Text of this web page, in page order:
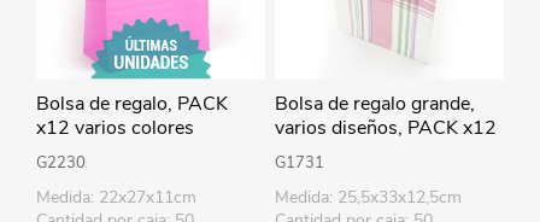
Bolsa de regalo, PACK
x12 varios colores
G2230
Medida: 22x27x11cm
Bolsa de regalo grande,
varios diseños, PACK x12
G1731
Medida: 25,5x33x12,5cm